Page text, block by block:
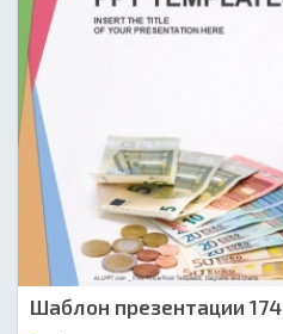
Шаблон презентации 174